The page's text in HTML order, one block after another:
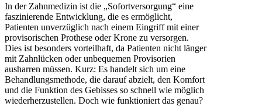
In der Zahnmedizin ist die „Sofortversorgung“ eine
faszinierende Entwicklung, die es ermöglicht,
Patienten unverzüglich nach einem Eingriff mit einer
provisorischen Prothese oder Krone zu versorgen.
Dies ist besonders vorteilhaft, da Patienten nicht länger
mit Zahnlücken oder unbequemen Provisorien
ausharren müssen. Kurz: Es handelt sich um eine
Behandlungsmethode, die darauf abzielt, den Komfort
und die Funktion des Gebisses so schnell wie möglich
wiederherzustellen. Doch wie funktioniert das genau?